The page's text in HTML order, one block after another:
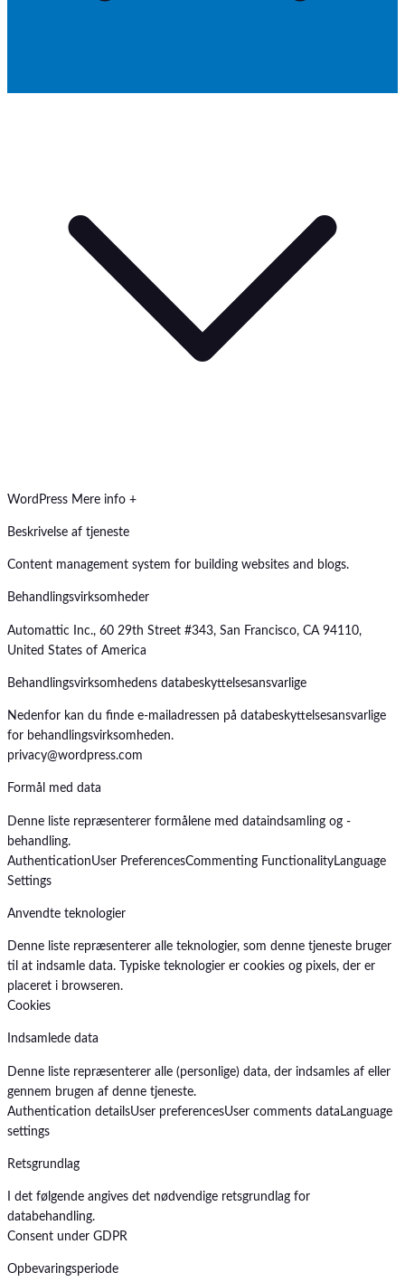
WordPress Mere info +
Beskrivelse af tjeneste
Content management system for building websites and blogs.
Behandlingsvirksomheder
Automattic Inc., 60 29th Street #343, San Francisco, CA 94110,
United States of America
Behandlingsvirksomhedens databeskyttelsesansvarlige
Nedenfor kan du finde e-mailadressen på databeskyttelsesansvarlige
for behandlingsvirksomheden.
privacy@wordpress.com
Formål med data
Denne liste repræsenterer formålene med dataindsamling og -
behandling.
AuthenticationUser PreferencesCommenting Functionality Language
Settings
Anvendte teknologier
Denne liste repræsenterer alle teknologier, som denne tjeneste bruger
til at indsamle data. Typiske teknologier er cookies og pixels, der er
placeret i browseren.
Cookies
Indsamlede data
Denne liste repræsenterer alle (personlige) data, der indsamles af eller
gennem brugen af denne tjeneste.
Authentication detailsUser preferencesUser comments data Language
settings
Retsgrundlag
I det følgende angives det nødvendige retsgrundlag for
databehandling.
Consent under GDPR
Opbevaringsperiode